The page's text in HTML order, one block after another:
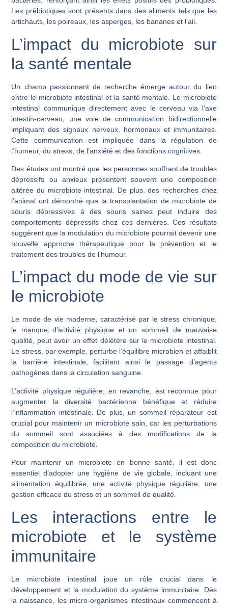
Les prébiotiques sont présents dans des aliments tels que les
artichauts, les poireaux, les asperges, les bananes et l’ail.
L’impact du microbiote sur
la santé mentale
Un champ passionnant de recherche émerge autour du lien
entre le microbiote intestinal et la santé mentale. Le microbiote
intestinal communique directement avec le cerveau via l’axe
intestin-cerveau, une voie de communication bidirectionnelle
impliquant des signaux nerveux, hormonaux et immunitaires.
Cette communication est impliquée dans la régulation de
l’humeur, du stress, de l’anxiété et des fonctions cognitives.
Des études ont montré que les personnes souffrant de troubles
dépressifs ou anxieux présentent souvent une composition
altérée du microbiote intestinal. De plus, des recherches chez
l’animal ont démontré que la transplantation de microbiote de
souris dépressives à des souris saines peut induire des
comportements dépressifs chez ces dernières. Ces résultats
suggèrent que la modulation du microbiote pourrait devenir une
nouvelle approche thérapeutique pour la prévention et le
traitement des troubles de l’humeur.
L’impact du mode de vie sur
le microbiote
Le mode de vie moderne, caractérisé par le stress chronique,
le manque d’activité physique et un sommeil de mauvaise
qualité, peut avoir un effet délétère sur le microbiote intestinal.
Le stress, par exemple, perturbe l’équilibre microbien et affaiblit
la barrière intestinale, facilitant ainsi le passage d’agents
pathogènes dans la circulation sanguine.
L’activité physique régulière, en revanche, est reconnue pour
augmenter la diversité bactérienne bénéfique et réduire
l’inflammation intestinale. De plus, un sommeil réparateur est
crucial pour maintenir un microbiote sain, car les perturbations
du sommeil sont associées à des modifications de la
composition du microbiote.
Pour maintenir un microbiote en bonne santé, il est donc
essentiel d’adopter une hygiène de vie globale, incluant une
alimentation équilibrée, une activité physique régulière, une
gestion efficace du stress et un sommeil de qualité.
Les interactions entre le
microbiote et le système
immunitaire
Le microbiote intestinal joue un rôle crucial dans le
développement et la modulation du système immunitaire. Dès
la naissance, les micro-organismes intestinaux commencent à